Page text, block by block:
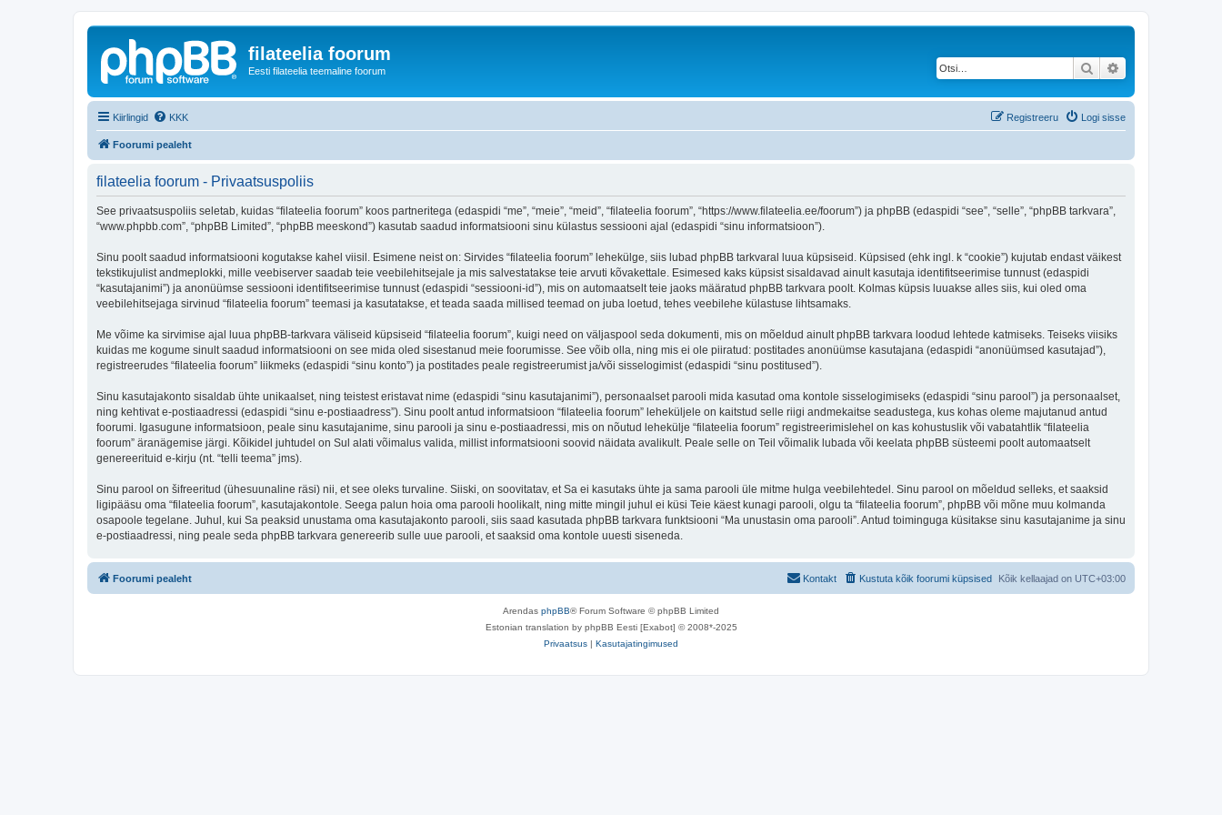
filateelia foorum
Eesti filateelia teemaline foorum Otsi
Kiirlingid KKK Logi sisse
Registreeru
Foorumi pealeht
filateelia foorum - Privaatsuspoliis
See privaatsuspoliis seletab, kuidas “filateelia foorum” koos partneritega (edaspidi “me”, “meie”, “meid”, “filateelia foorum”, “https://www.filateelia.ee/foorum”) ja phpBB (edaspidi “see”, “selle”, “phpBB tarkvara”,
“www.phpbb.com”, “phpBB Limited”, “phpBB meeskond”) kasutab saadud informatsiooni sinu külastus sessiooni ajal (edaspidi “sinu informatsioon”).
Sinu poolt saadud informatsiooni kogutakse kahel viisil. Esimene neist on: Sirvides “filateelia foorum” lehekülge, siis lubad phpBB tarkvaral luua küpsiseid. Küpsised (ehk ingl. k “cookie”) kujutab endast väikest
tekstikujulist andmeplokki, mille veebiserver saadab teie veebilehitsejale ja mis salvestatakse teie arvuti kõvakettale. Esimesed kaks küpsist sisaldavad ainult kasutaja identifitseerimise tunnust (edaspidi
“kasutajanimi”) ja anonüümse sessiooni identifitseerimise tunnust (edaspidi “sessiooni-id”), mis on automaatselt teie jaoks määratud phpBB tarkvara poolt. Kolmas küpsis luuakse alles siis, kui oled oma
veebilehitsejaga sirvinud “filateelia foorum” teemasi ja kasutatakse, et teada saada millised teemad on juba loetud, tehes veebilehe külastuse lihtsamaks.
Me võime ka sirvimise ajal luua phpBB-tarkvara väliseid küpsiseid “filateelia foorum”, kuigi need on väljaspool seda dokumenti, mis on mõeldud ainult phpBB tarkvara loodud lehtede katmiseks. Teiseks viisiks
kuidas me kogume sinult saadud informatsiooni on see mida oled sisestanud meie foorumisse. See võib olla, ning mis ei ole piiratud: postitades anonüümse kasutajana (edaspidi “anonüümsed kasutajad”),
registreerudes “filateelia foorum” liikmeks (edaspidi “sinu konto”) ja postitades peale registreerumist ja/või sisselogimist (edaspidi “sinu postitused”).
Sinu kasutajakonto sisaldab ühte unikaalset, ning teistest eristavat nime (edaspidi “sinu kasutajanimi”), personaalset parooli mida kasutad oma kontole sisselogimiseks (edaspidi “sinu parool”) ja personaalset,
ning kehtivat e-postiaadressi (edaspidi “sinu e-postiaadress”). Sinu poolt antud informatsioon “filateelia foorum” leheküljele on kaitstud selle riigi andmekaitse seadustega, kus kohas oleme majutanud antud
foorumi. Igasugune informatsioon, peale sinu kasutajanime, sinu parooli ja sinu e-postiaadressi, mis on nõutud lehekülje “filateelia foorum” registreerimislehel on kas kohustuslik või vabatahtlik “filateelia
foorum” äranägemise järgi. Kõikidel juhtudel on Sul alati võimalus valida, millist informatsiooni soovid näidata avalikult. Peale selle on Teil võimalik lubada või keelata phpBB süsteemi poolt automaatselt
genereerituid e-kirju (nt. “telli teema” jms).
Sinu parool on šifreeritud (ühesuunaline räsi) nii, et see oleks turvaline. Siiski, on soovitatav, et Sa ei kasutaks ühte ja sama parooli üle mitme hulga veebilehtedel. Sinu parool on mõeldud selleks, et saaksid
ligipääsu oma “filateelia foorum”, kasutajakontole. Seega palun hoia oma parooli hoolikalt, ning mitte mingil juhul ei küsi Teie käest kunagi parooli, olgu ta “filateelia foorum”, phpBB või mõne muu kolmanda
osapoole tegelane. Juhul, kui Sa peaksid unustama oma kasutajakonto parooli, siis saad kasutada phpBB tarkvara funktsiooni “Ma unustasin oma parooli”. Antud toiminguga küsitakse sinu kasutajanime ja sinu
e-postiaadressi, ning peale seda phpBB tarkvara genereerib sulle uue parooli, et saaksid oma kontole uuesti siseneda.
Foorumi pealeht Kõik kellaajad on UTC+03:00
Kustuta kõik foorumi küpsised
Kontakt
Arendas phpBB® Forum Software © phpBB Limited
Estonian translation by phpBB Eesti [Exabot] © 2008*-2025
Privaatsus | Kasutajatingimused